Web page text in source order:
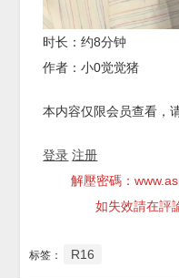
时长：约8分钟
作者：小0觉觉猪
本内容仅限会员查看，
登录 注册
解壓密碼：
如失效請在評
标签： R16